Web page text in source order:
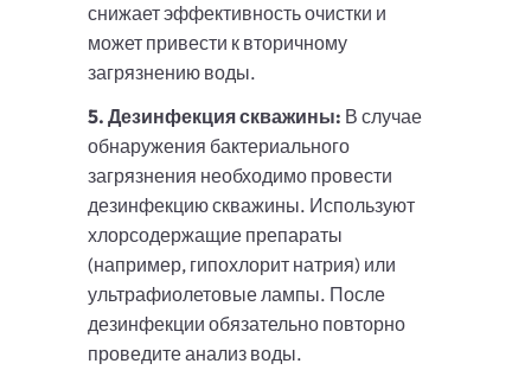
снижает эффективность очистки и
может привести к вторичному
загрязнению воды.
5. Дезинфекция скважины: В случае
обнаружения бактериального
загрязнения необходимо провести
дезинфекцию скважины. Используют
хлорсодержащие препараты
(например, гипохлорит натрия) или
ультрафиолетовые лампы. После
дезинфекции обязательно повторно
проведите анализ воды.